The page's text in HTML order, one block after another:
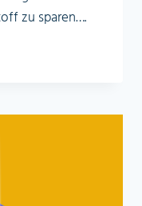
zu sparen….